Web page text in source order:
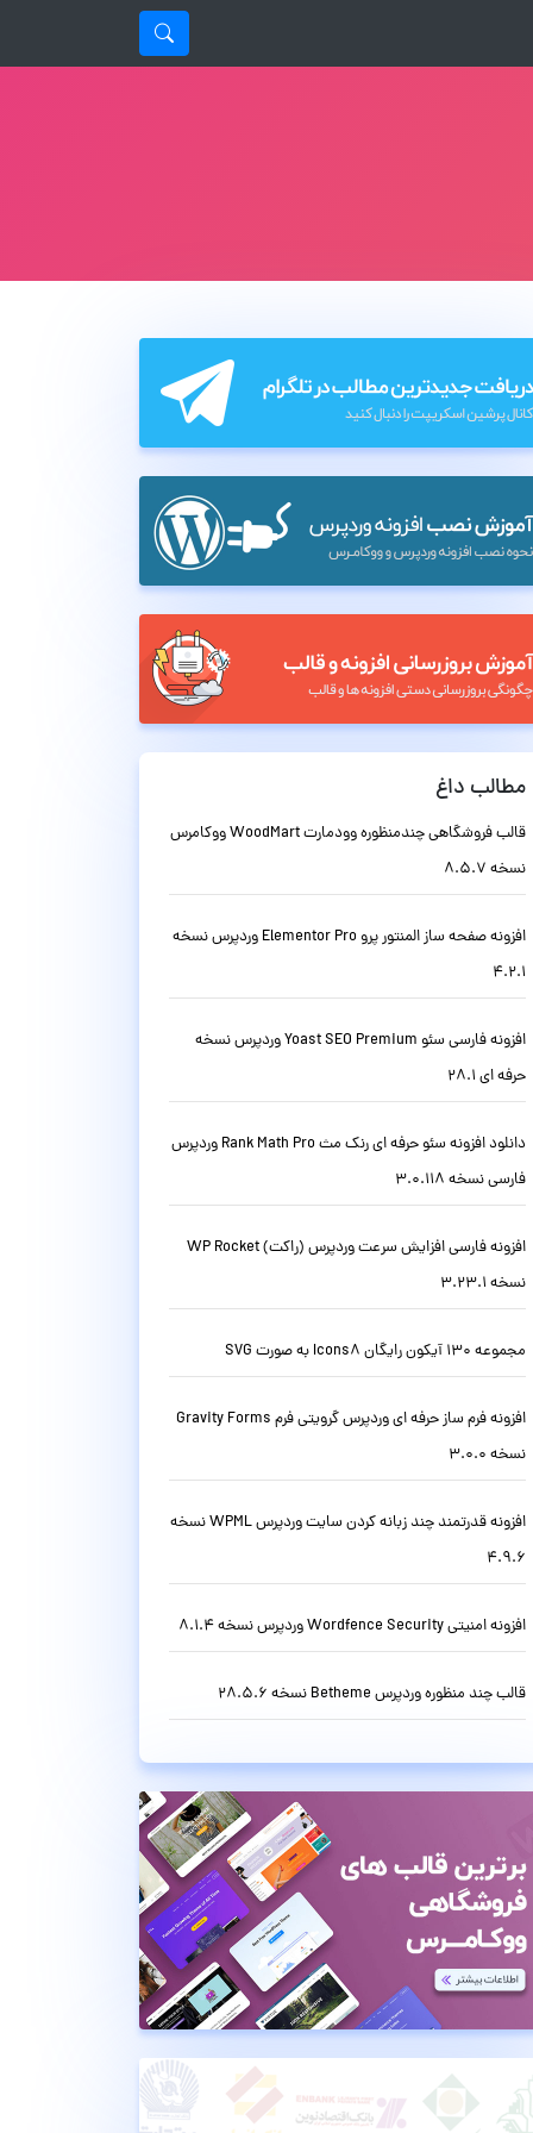
مطالب داغ
قالب فروشگاهی چندمنظوره وودمارت WoodMart ووکامرس
نسخه 8.5.7
افزونه صفحه ساز المنتور پرو Elementor Pro وردپرس نسخه
4.2.1
افزونه فارسی سئو Yoast SEO Premium وردپرس نسخه
حرفه ای 28.1
دانلود افزونه سئو حرفه ای رنک مث Rank Math Pro وردپرس
فارسی نسخه 3.0.118
افزونه فارسی افزایش سرعت وردپرس (راکت) WP Rocket
نسخه 3.23.1
مجموعه 130 آیکون رایگان Icons8 به صورت SVG
افزونه فرم ساز حرفه ای وردپرس گرویتی فرم Gravity Forms
نسخه 3.0.0
افزونه قدرتمند چند زبانه کردن سایت وردپرس WPML نسخه
4.9.6
افزونه امنیتی Wordfence Security وردپرس نسخه 8.1.4
قالب چند منظوره وردپرس Betheme نسخه 28.5.6